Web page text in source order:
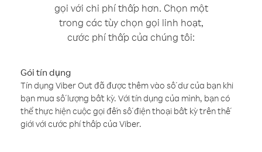
gọi với chi phí thấp hơn. Chọn một
trong các tùy chọn gọi linh hoạt,
cước phí thấp của chúng tôi:
Gói tín dụng
Tín dụng Viber Out đã được thêm vào số dư của bạn khi
bạn mua số lượng bất kỳ. Với tín dụng của mình, bạn có
thể thực hiện cuộc gọi đến số điện thoại bất kỳ trên thế
giới với cước phí thấp của Viber.